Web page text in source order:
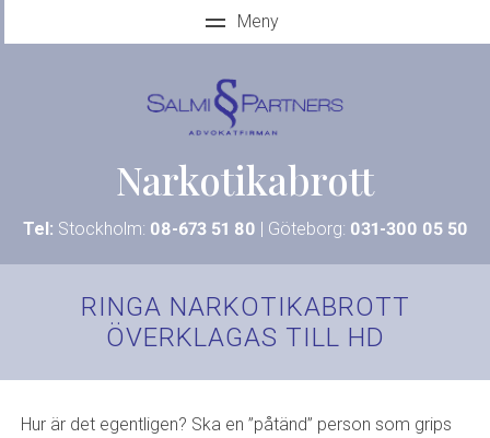
Narkotikabrott
Tel: Stockholm: 08-673 51 80 | Göteborg: 031-300 05 50
RINGA NARKOTIKABROTT
ÖVERKLAGAS TILL HD
Hur är det egentligen? Ska en ”påtänd” person som grips